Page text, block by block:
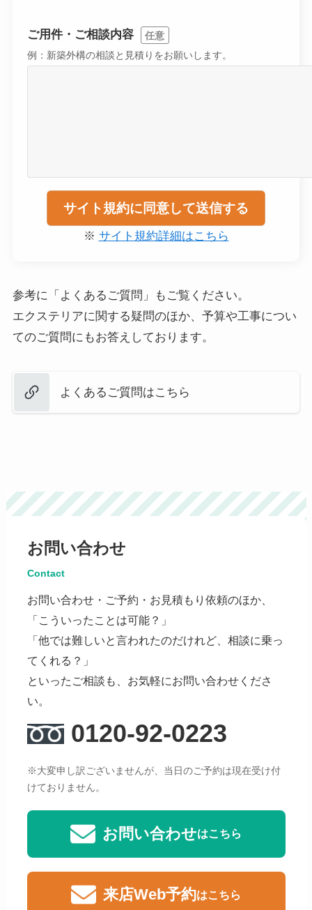
ご用件・ご相談内容 任意
例：新築外構の相談と見積りをお願いします。
※ サイト規約詳細はこちら
参考に「よくあるご質問」もご覧ください。
エクステリアに関する疑問のほか、予算や工事につい
てのご質問にもお答えしております。
よくあるご質問はこちら
お問い合わせ
Contact
お問い合わせ・ご予約・お見積もり依頼のほか、
「こういったことは可能？」
「他では難しいと言われたのだけれど、相談に乗っ
てくれる？」
といったご相談も、お気軽にお問い合わせくださ
い。
0120-92-0223
※大変申し訳ございませんが、当日のご予約は現在受け付
けておりません。
お問い合わせはこちら
来店Web予約はこちら